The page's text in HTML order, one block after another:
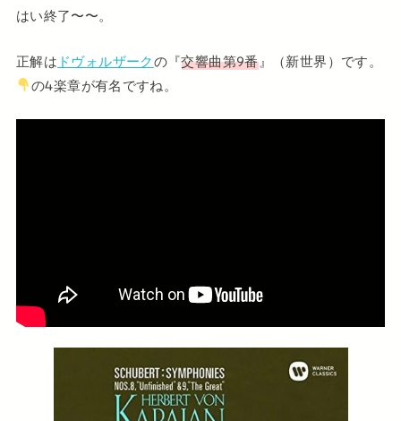
はい終了〜〜。
正解は ドヴォルザークの『交響曲第9番』（新世界）です。
の4楽章が有名ですね。